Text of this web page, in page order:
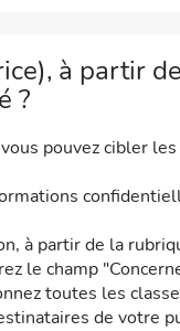
à partir
?
pouvez cibler
à partir de la
le champ
toutes les
de votre